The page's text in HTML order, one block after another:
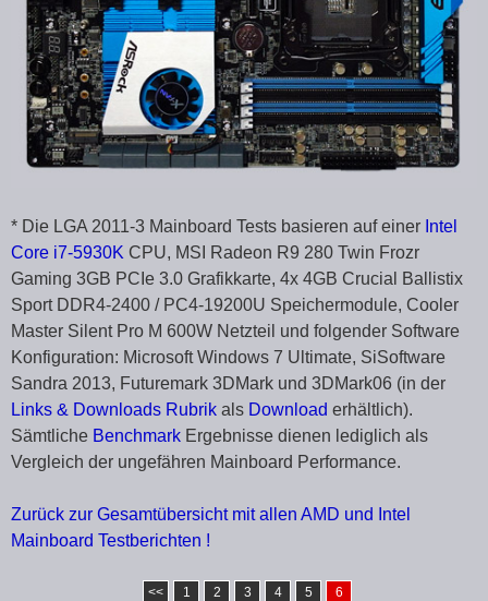
* Die LGA 2011-3 Mainboard Tests basieren auf einer Intel
Core i7-5930K CPU, MSI Radeon R9 280 Twin Frozr
Gaming 3GB PCIe 3.0 Grafikkarte, 4x 4GB Crucial Ballistix
Sport DDR4-2400 / PC4-19200U Speichermodule, Cooler
Master Silent Pro M 600W Netzteil und folgender Software
Konfiguration: Microsoft Windows 7 Ultimate, SiSoftware
Sandra 2013, Futuremark 3DMark und 3DMark06 (in der
Links & Downloads Rubrik als Download erhältlich).
Sämtliche Benchmark Ergebnisse dienen lediglich als
Vergleich der ungefähren Mainboard Performance.
Zurück zur Gesamtübersicht mit allen AMD und Intel
Mainboard Testberichten !
<< 1 2 3 4 5 6